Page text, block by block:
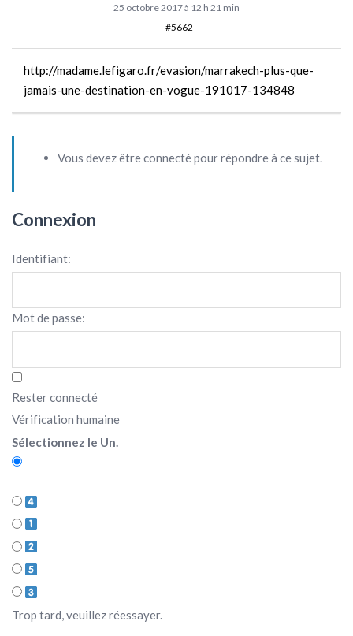
25 octobre 2017 à 12 h 21 min
#5662
http://madame.lefigaro.fr/evasion/marrakech-plus-que-
jamais-une-destination-en-vogue-191017-134848
Vous devez être connecté pour répondre à ce sujet.
Connexion
Identifiant:
Mot de passe:
Rester connecté
Vérification humaine
Sélectionnez le Un.
Trop tard, veuillez réessayer.